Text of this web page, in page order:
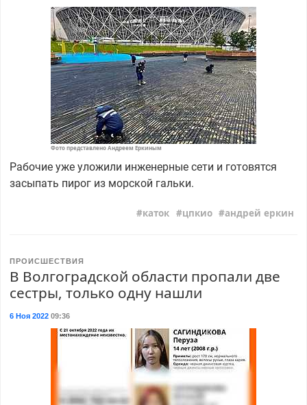
Фото представлено Андреем Еркиным
Рабочие уже уложили инженерные сети и готовятся
засыпать пирог из морской гальки.
каток цпкио андрей еркин
ПРОИСШЕСТВИЯ
В Волгоградской области пропали две
сестры, только одну нашли
6 Ноя 202209:36